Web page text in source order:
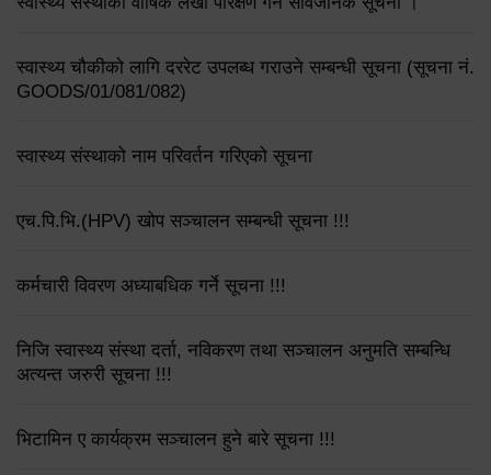
स्वास्थ्य चौकीको लागि दररेट उपलब्ध गराउने सम्बन्धी सूचना (सूचना नं.
GOODS/01/081/082)
स्वास्थ्य संस्थाको नाम परिवर्तन गरिएको सूचना
एच.पि.भि.(HPV) खोप सञ्चालन सम्बन्धी सूचना !!!
कर्मचारी विवरण अध्याबधिक गर्ने सूचना !!!
निजि स्वास्थ्य संस्था दर्ता, नविकरण तथा सञ्चालन अनुमति सम्बन्धि
अत्यन्त जरुरी सूचना !!!
भिटामिन ए कार्यक्रम सञ्चालन हुने बारे सूचना !!!